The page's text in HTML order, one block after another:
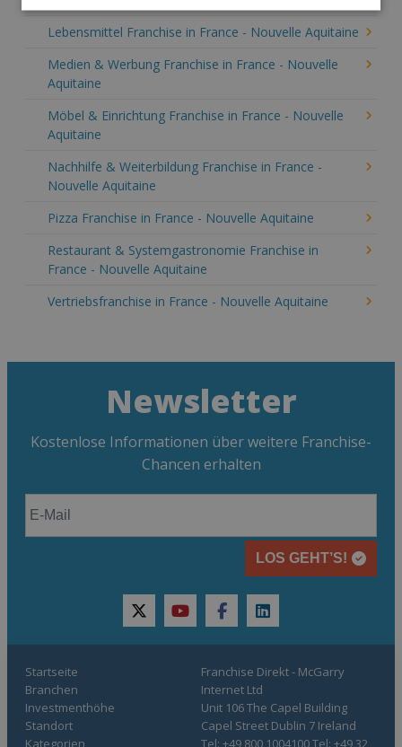
Lebensmittel Franchise in France - Nouvelle Aquitaine
Medien & Werbung Franchise in France - Nouvelle
Aquitaine
Möbel & Einrichtung Franchise in France - Nouvelle
Aquitaine
Nachhilfe & Weiterbildung Franchise in France -
Nouvelle Aquitaine
Pizza Franchise in France - Nouvelle Aquitaine
Restaurant & Systemgastronomie Franchise in
France - Nouvelle Aquitaine
Vertriebsfranchise in France - Nouvelle Aquitaine
Newsletter
Kostenlose Informationen über weitere Franchise-
Chancen erhalten
LOS GEHT’S!
twitteryoutubefacebooklinkedin
Startseite
Branchen
Investmenthöhe
Standort
Kategorien
Franchise Direkt - McGarry
Internet Ltd
Unit 106 The Capel Building
Capel Street Dublin 7 Ireland
Tel: +49 800 1004100 Tel: +49 32